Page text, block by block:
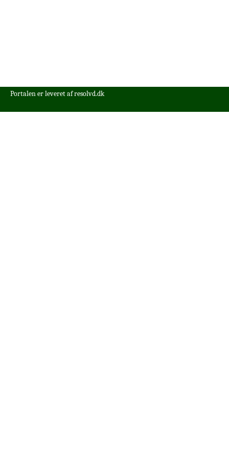
Portalen er leveret afresolvd.dk